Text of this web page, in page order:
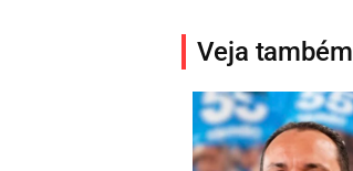
Veja também